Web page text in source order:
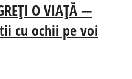
O VIAȚĂ —
cu ochii pe voi